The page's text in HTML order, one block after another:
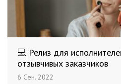
💻 Релиз для
отзывчивых заказчиков
6 Сен. 2022